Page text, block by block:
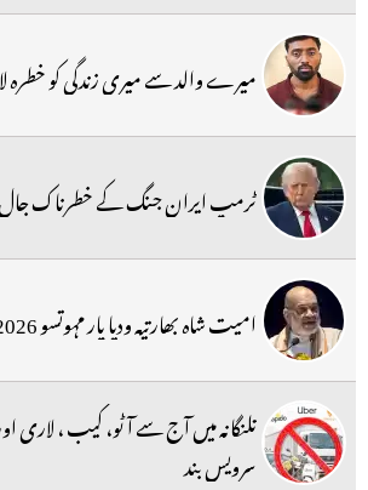
میرے والد سے میری زندگی کو
ٹرمپ ایران جنگ کے خطرناک
امیت شاہ بھارتیہ ودیا پار مہوتسو 2026ء کا افتتاح کرینگے
تلنگانہ میں آج سے آٹو، کیب ، لاری
سرویس بند